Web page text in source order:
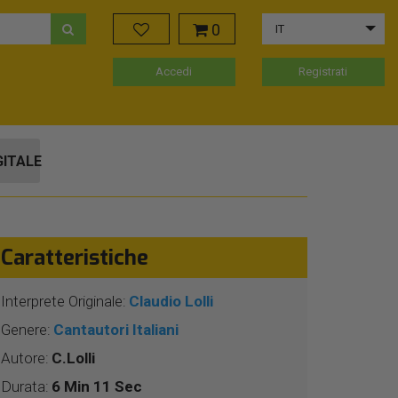
0 IT
Accedi Registrati
Caratteristiche
Interprete Originale: Claudio Lolli
Genere: Cantautori Italiani
Autore: C.Lolli
Durata: 6 Min 11 Sec